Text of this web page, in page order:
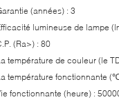
(années) : 3
lumineuse de lampe
(Ra>) : 80
température de couleur (le
température fonctionnante
fonctionnante (heure) :